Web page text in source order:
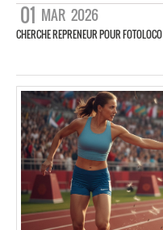
01 MAR 2026
CHERCHE REPRENEUR POUR FOTOLOCO